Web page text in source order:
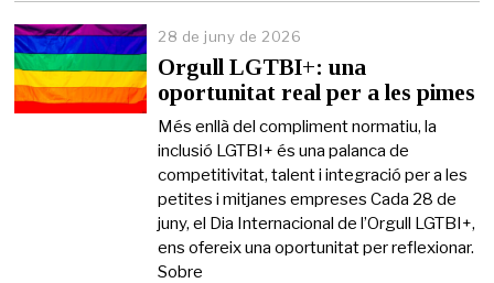
28 de juny de 2026
6
d
e
u
n
y
d
e
2
0
Orgull LGTBI+: una
oportunitat real per a les pimes
Més enllà del compliment normatiu, la
inclusió LGTBI+ és una palanca de
competitivitat, talent i integració per a les
petites i mitjanes empreses Cada 28 de
juny, el Dia Internacional de l’Orgull LGTBI+,
ens ofereix una oportunitat per reflexionar.
Sobre